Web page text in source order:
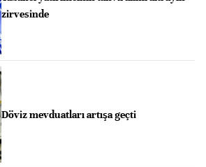
zirvesinde
Döviz mevduatları artışa geçti